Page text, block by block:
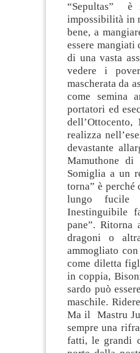
“Sepultas” è
impossibilità in
bene, a
essere mangiati
di una vasta
vedere i
mascherata da
come semina
portatori ed
realizza
devastante
Mamuthone
Somiglia a un
torna” è
lungo fucile
Inestinguibile
pane”. Ritorna
dragoni o
ammogliato
come diletta
in coppia,
sardo può
maschile.
Ma il Mastru
sempre una
fatti, le grandi